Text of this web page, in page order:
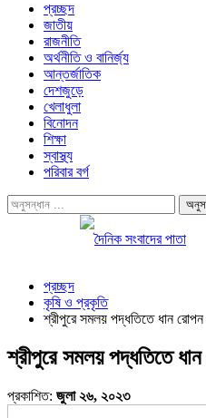
প্রচ্ছদ
জাতীয়
রাজনীতি
অর্থনীতি ও বানির্জ্য
আন্তর্জাতিক
দেশজুড়ে
খেলাধুলা
বিনোদন
শিক্ষা
স্বাস্থ্য
পরিবার বর্গ
প্রচ্ছদ
কৃষি ও প্রকৃতি
শ্রীপুরে সমলয় পদ্ধতিতে ধান রোপন
শ্রীপুরে সমলয় পদ্ধতিতে
প্রকাশিত: জুলা ২৬, ২০২৩